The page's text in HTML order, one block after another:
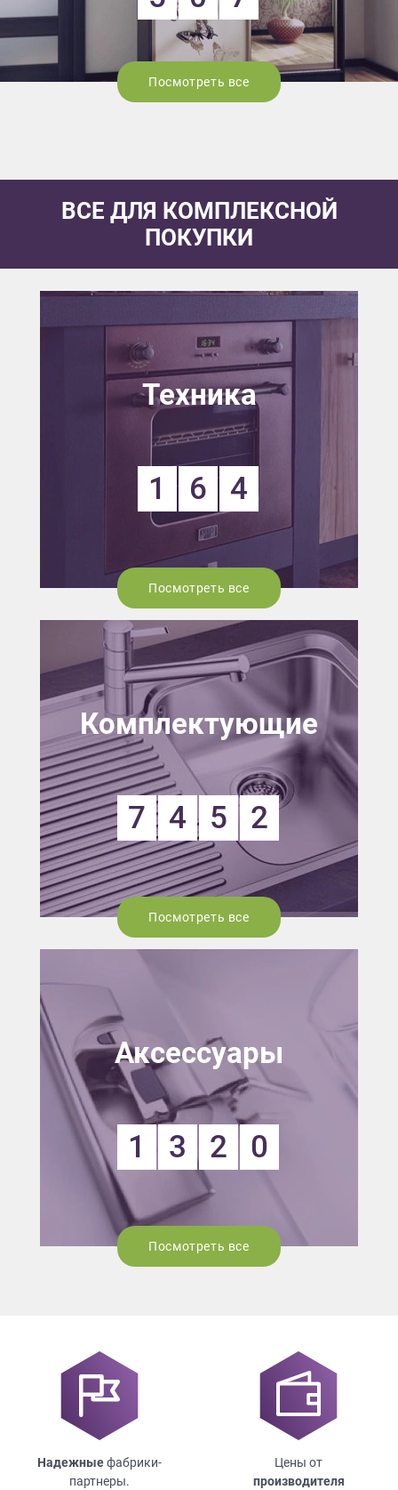
Посмотреть все
ВСЕ ДЛЯ КОМПЛЕКСНОЙ
ПОКУПКИ
Техника
1 6 4
Посмотреть все
Комплектующие
7 4 5 2
Посмотреть все
Аксессуары
1 3 2 0
Посмотреть все
Надежныефабрики-
партнеры.
Цены от
производителя